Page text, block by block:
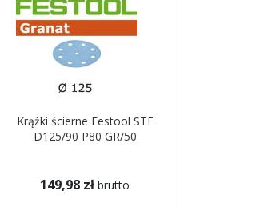
Krążki ścierne Festool STF
D125/90 P80 GR/50
149,98 zł brutto